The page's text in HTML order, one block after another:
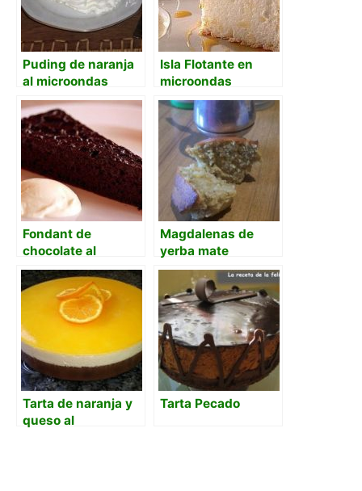
Puding de naranja
al microondas
Isla Flotante en
microondas
Fondant de
chocolate al
microondas
Magdalenas de
yerba mate
Tarta de naranja y
queso al
Tarta Pecado